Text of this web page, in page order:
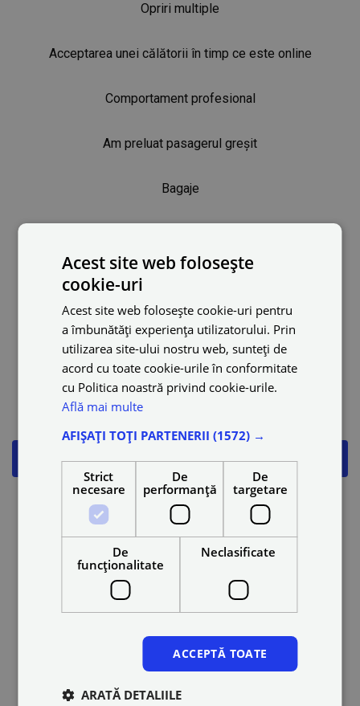
Opriri multiple
Acceptarea unei călătorii în timp ce este online
Comportament profesional
Am preluat pasagerul greșit
Bagaje
Călătoria a fost suprataxată
Drepturile șoferului
Clientul a fost nepoliticos/situație periculoasă
Clientul a murdărit vehiculul
Călătorie anulată
Sfaturi pentru siguranță
Pot avea prieteni și membri ai familiei în vehicul în timp
ce sunt online?
Pot efectua două curse în același timp?
Motivele pentru care un cont poate fi suspendat sau
Acest site web folosește
cookie-uri
Acest site web folosește cookie-uri pentru
a îmbunătăți experiența utilizatorului. Prin
utilizarea site-ului nostru web, sunteți de
acord cu toate cookie-urile în conformitate
cu Politica noastră privind cookie-urile.
Află mai multe
AFIȘAȚI TOȚI PARTENERII (1572) →
Strict
necesare
De
performanță
De
targetare
De
funcţionalitate
Neclasificate
ACCEPTĂ TOATE
ARATĂ DETALIILE